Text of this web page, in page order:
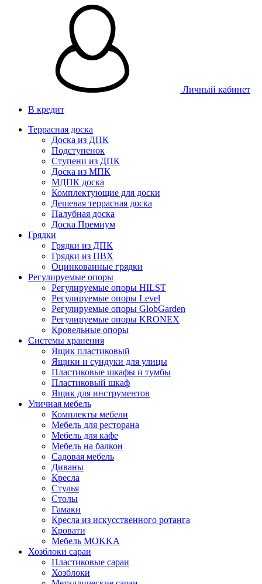
Личный кабинет
В кредит
Террасная доска
Доска из ДПК
Подступенок
Ступени из ДПК
Доска из МПК
МДПК доска
Комплектующие для доски
Дешевая террасная доска
Палубная доска
Доска Премиум
Грядки
Грядки из ДПК
Грядки из ПВХ
Оцинкованные грядки
Регулируемые опоры
Регулируемые опоры HILST
Регулируемые опоры Level
Регулируемые опоры GlobGarden
Регулируемые опоры KRONEX
Кровельные опоры
Системы хранения
Ящик пластиковый
Ящики и сундуки для улицы
Пластиковые шкафы и тумбы
Пластиковый шкаф
Ящик для инструментов
Уличная мебель
Комплекты мебели
Мебель для ресторана
Мебель для кафе
Мебель на балкон
Садовая мебель
Диваны
Кресла
Стулья
Столы
Гамаки
Кресла из искусственного ротанга
Кровати
Мебель MOKKA
Хозблоки сараи
Пластиковые сараи
Хозблоки